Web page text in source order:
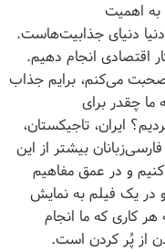
به اهمیت
دنیای جذابیت‌هاست.
اقتصادی انجام دهیم.
می‌کنم، برایم جذاب
چقدر برای
ایران، تاجیکستان،
بیشتر از این
و در عمق مفاهیم
در یک فیلم به نمایش
هر کاری که ما انجام
از پُر کردن است.